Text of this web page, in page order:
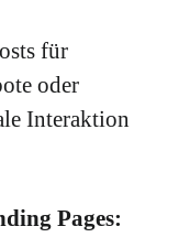
für
oder
Interaktion
Pages: